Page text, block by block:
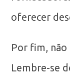
oferecer
Por fim, não
Lembre-se